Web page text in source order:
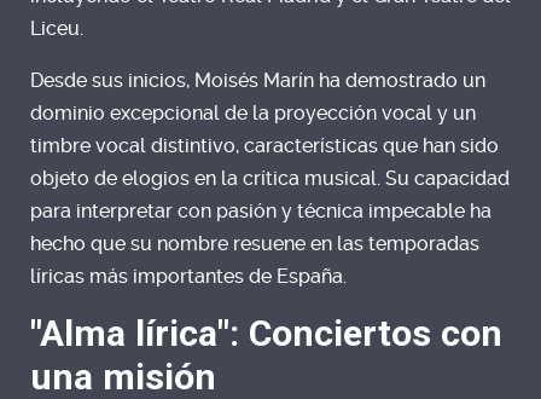
Liceu.
Desde sus inicios, Moisés Marín ha demostrado un
dominio excepcional de la proyección vocal y un
timbre vocal distintivo, características que han sido
objeto de elogios en la crítica musical. Su capacidad
para interpretar con pasión y técnica impecable ha
hecho que su nombre resuene en las temporadas
líricas más importantes de España.
"Alma lírica": Conciertos con
una misión